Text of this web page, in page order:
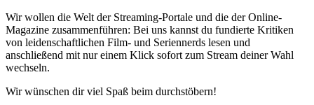
Wir wollen die Welt der Streaming-Portale und die der Online-
Magazine zusammenführen: Bei uns kannst du fundierte Kritiken
von leidenschaftlichen Film- und Seriennerds lesen und
anschließend mit nur einem Klick sofort zum Stream deiner Wahl
wechseln.
Wir wünschen dir viel Spaß beim durchstöbern!